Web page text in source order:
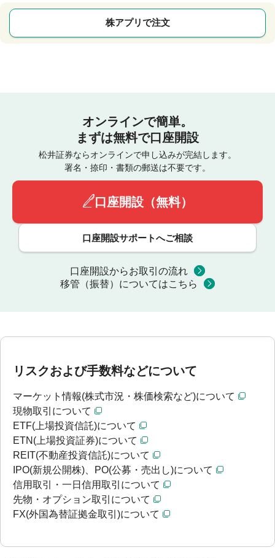
株アプリで注文
オンラインで簡単。
まずは無料で口座開設
松井証券ならオンラインで申し込みが完結します。
署名・捺印・書類の郵送は不要です。
口座開設（無料）
口座開設サポートへご相談
口座開設からお取引の流れ
移管（振替）についてはこちら
リスクおよび手数料などについて
マーケット情報(株式市況・株価検索など)について
現物取引について
ETF(上場投資信託)について
ETN(上場投資証券)について
REIT(不動産投資信託)について
IPO(新規公開株)、PO(公募・売出し)について
信用取引・一日信用取引について
先物・オプション取引について
FX(外国為替証拠金取引)について